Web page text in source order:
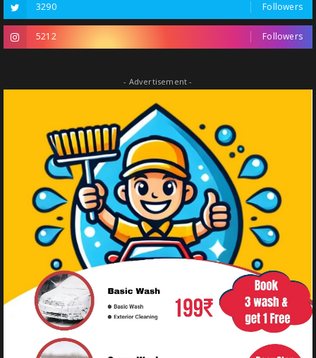
3290 Followers
5212 Followers
- Advertisement -